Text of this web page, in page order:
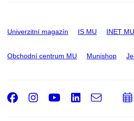
Univerzitní magazín IS MU INET MU
Obchodní centrum MU Munishop
Facebook
Instagram
Youtube
LinkedIn
e-